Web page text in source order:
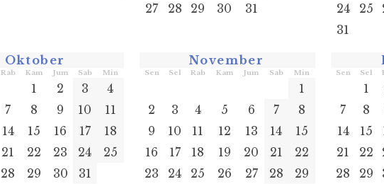
27
28 29 30 31
24
25
31
Oktober
Rab Kam Jum Sab Min
1 2 3
4
7 8 9 10
11
14 15 16 17
18
21 22 23 24
25
28 29 30 31
November
Sen Sel Rab Kam Jum Sab Min
1
2
3 4 5 6 7
8
9
10 11 12 13 14
15
16
17 18 19 20 21
22
23
24 25 26 27 28
29
Sen Sel
1
7
8
14
15
21
22
28
29